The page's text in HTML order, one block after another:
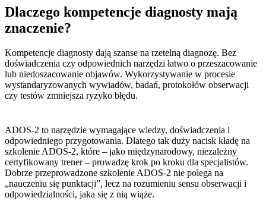
Dlaczego kompetencje diagnosty mają
znaczenie?
Kompetencje diagnosty dają szanse na rzetelną diagnozę. Bez
doświadczenia czy odpowiednich narzędzi łatwo o przeszacowanie
lub niedoszacowanie objawów. Wykorzystywanie w procesie
wystandaryzowanych wywiadów, badań, protokołów obserwacji
czy testów zmniejsza ryzyko błędu.
ADOS-2 to narzędzie wymagające wiedzy, doświadczenia i
odpowiedniego przygotowania. Dlatego tak duży nacisk kładę na
szkolenie ADOS-2, które – jako międzynarodowy, niezależny
certyfikowany trener – prowadzę krok po kroku dla specjalistów.
Dobrze przeprowadzone szkolenie ADOS-2 nie polega na
„nauczeniu się punktacji”, lecz na rozumieniu sensu obserwacji i
odpowiedzialności, jaka się z nią wiąże.